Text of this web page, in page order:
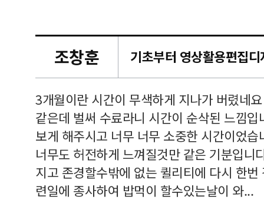
조창훈
3개월이란 시간이 무색하게 지나가 버렸네
같은데 벌써 수료라니 시간이 순삭된 느낌
보게 해주시고 너무 너무 소중한 시간이었
너무도 허전하게 느껴질것만 같은 기분입니
지고 존경할수밖에 없는 퀼리티에 다시 한
련일에 종사하여 밥먹이 할수있는날이 와...